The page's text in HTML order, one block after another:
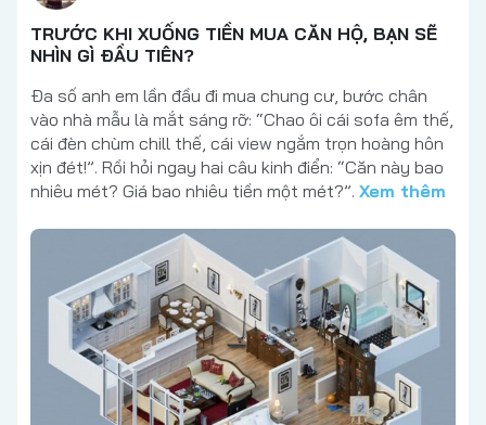
TRƯỚC KHI XUỐNG TIỀN MUA CĂN HỘ, BẠN SẼ
NHÌN GÌ ĐẦU TIÊN?
Đa số anh em lần đầu đi mua chung cư, bước chân
vào nhà mẫu là mắt sáng rỡ: “Chao ôi cái sofa êm thế,
cái đèn chùm chill thế, cái view ngắm trọn hoàng hôn
xịn đét!”. Rồi hỏi ngay hai câu kinh điển: “Căn này bao
nhiêu mét? Giá bao nhiêu tiền một mét?”. Xem thêm